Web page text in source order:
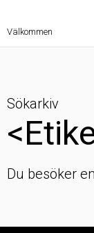
Välkommen
Sökarkiv
Du besöker